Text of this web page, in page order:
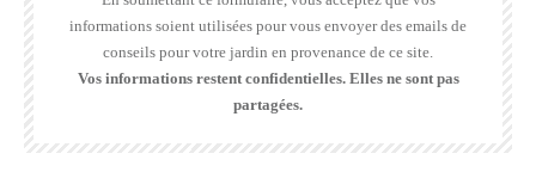
informations soient utilisées pour vous envoyer des emails de
conseils pour votre jardin en provenance de ce site.
Vos informations restent confidentielles. Elles ne sont pas
partagées.